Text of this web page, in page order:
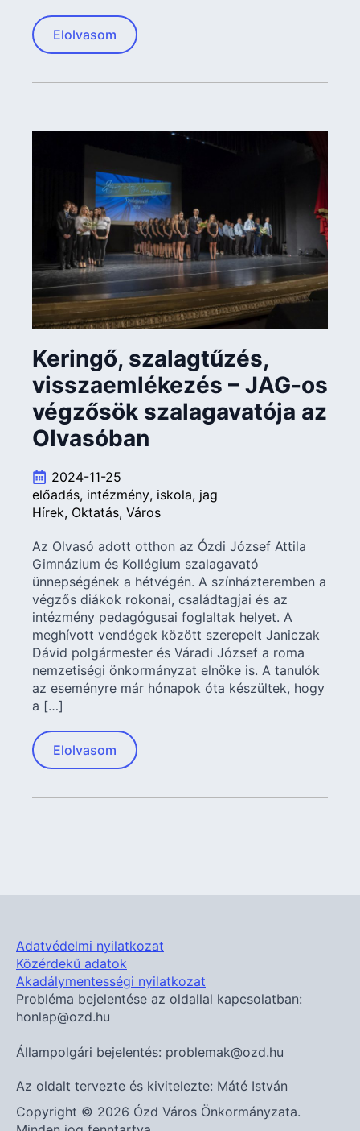
Elolvasom
Keringő, szalagtűzés,
visszaemlékezés – JAG-os
végzősök szalagavatója az
Olvasóban
2024-11-25
előadás intézmény iskola jag
Hírek Oktatás Város
Az Olvasó adott otthon az Ózdi József Attila
Gimnázium és Kollégium szalagavató
ünnepségének a hétvégén. A színházteremben a
végzős diákok rokonai, családtagjai és az
intézmény pedagógusai foglaltak helyet. A
meghívott vendégek között szerepelt Janiczak
Dávid polgármester és Váradi József a roma
nemzetiségi önkormányzat elnöke is. A tanulók
az eseményre már hónapok óta készültek, hogy
a […]
Elolvasom
Adatvédelmi nyilatkozat
Közérdekű adatok
Akadálymentességi nyilatkozat
Probléma bejelentése az oldallal kapcsolatban:
honlap@ozd.hu
Állampolgári bejelentés: problemak@ozd.hu
Az oldalt tervezte és kivitelezte: Máté István
Copyright © 2026 Ózd Város Önkormányzata.